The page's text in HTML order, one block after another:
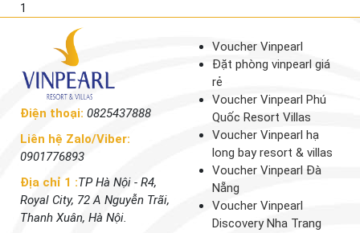
1
Điện thoại: 0825437888
Liên hệ Zalo/Viber:
0901776893
Địa chỉ 1 :TP Hà Nội - R4,
Royal City, 72 A Nguyễn Trãi,
Thanh Xuân, Hà Nội.
Voucher Vinpearl
Đặt phòng vinpearl giá
rẻ
Voucher Vinpearl Phú
Quốc Resort Villas
Voucher Vinpearl hạ
long bay resort & villas
Voucher Vinpearl Đà
Nẵng
Voucher Vinpearl
Discovery Nha Trang